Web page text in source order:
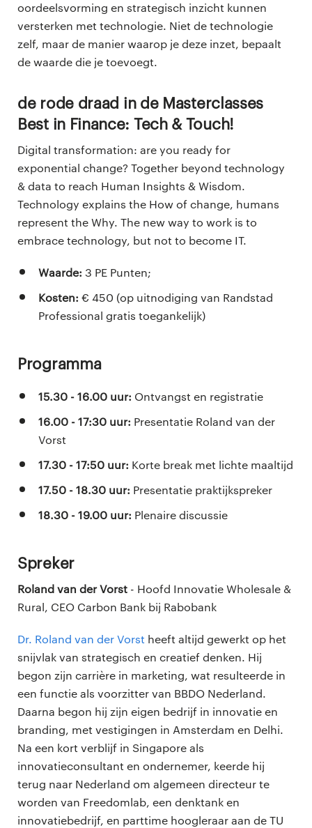
oordeelsvorming en strategisch inzicht kunnen
versterken met technologie. Niet de technologie
zelf, maar de manier waarop je deze inzet, bepaalt
de waarde die je toevoegt.
De rode draad in de Masterclasses
Best in Finance: Tech & Touch!
Digital transformation: are you ready for
exponential change? Together beyond technology
& data to reach Human Insights & Wisdom.
Technology explains the How of change, humans
represent the Why. The new way to work is to
embrace technology, but not to become IT.
Waarde: 3 PE Punten;
Kosten: € 450 (op uitnodiging van Randstad
Professional gratis toegankelijk)
Programma
15.30 - 16.00 uur: Ontvangst en registratie
16.00 - 17:30 uur: Presentatie Roland van der
Vorst
17.30 - 17:50 uur: Korte break met lichte maaltijd
17.50 - 18.30 uur: Presentatie praktijkspreker
18.30 - 19.00 uur: Plenaire discussie
Spreker
Roland van der Vorst - Hoofd Innovatie Wholesale &
Rural, CEO Carbon Bank bij Rabobank
Dr. Roland van der Vorst heeft altijd gewerkt op het
snijvlak van strategisch en creatief denken. Hij
begon zijn carrière in marketing, wat resulteerde in
een functie als voorzitter van BBDO Nederland.
Daarna begon hij zijn eigen bedrijf in innovatie en
branding, met vestigingen in Amsterdam en Delhi.
Na een kort verblijf in Singapore als
innovatieconsultant en ondernemer, keerde hij
terug naar Nederland om algemeen directeur te
worden van Freedomlab, een denktank en
innovatiebedrijf, en parttime hoogleraar aan de TU